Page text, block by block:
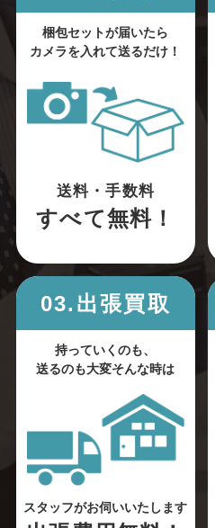
梱包セットが届いたら
カメラを入れて送るだけ！
送料・手数料
すべて無料！
03.出張買取
持っていくのも、
送るのも大変そんな時は
スタッフがお伺いいたします